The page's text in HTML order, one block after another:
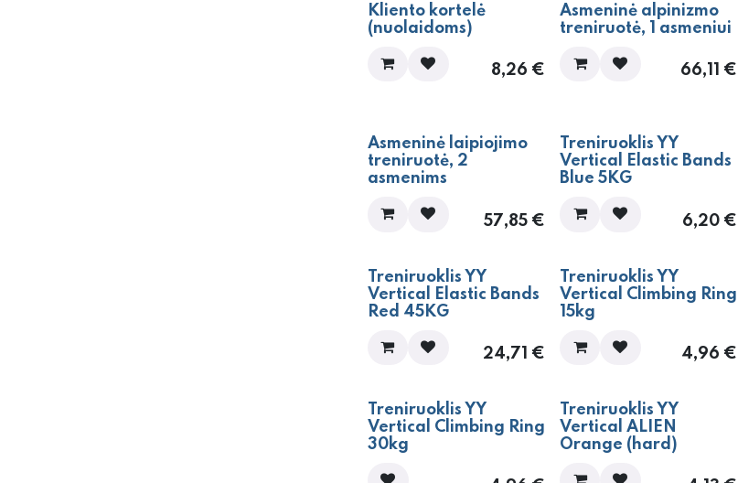
Kliento kortelė
(nuolaidoms)
8,26 €
Asmeninė alpinizmo
treniruotė, 1 asmeniui
66,11 €
Asmeninė laipiojimo
treniruotė, 2
asmenims
57,85 €
Treniruoklis YY
Vertical Elastic Bands
Blue 5KG
6,20 €
Treniruoklis YY
Vertical Elastic Bands
Red 45KG
24,71 €
Treniruoklis YY
Vertical Climbing Ring
15kg
4,96 €
Treniruoklis YY
Vertical Climbing Ring
30kg
Treniruoklis YY
Vertical ALIEN
Orange (hard)